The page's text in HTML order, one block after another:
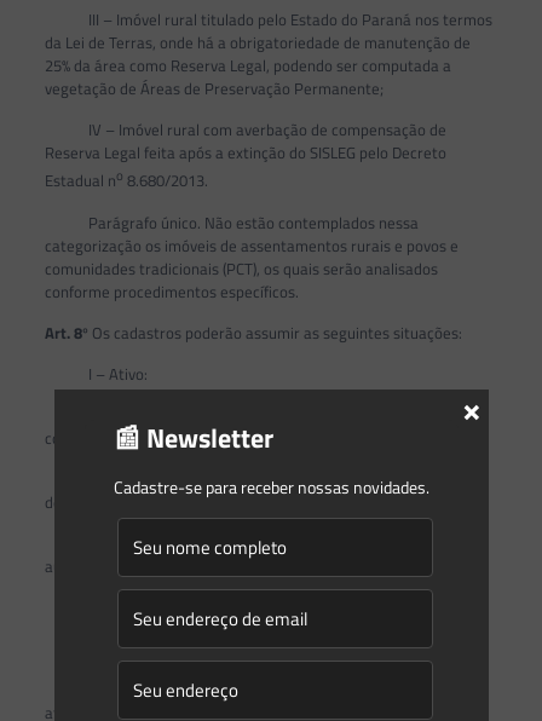
III – Imóvel rural titulado pelo Estado do Paraná nos termos
da Lei de Terras, onde há a obrigatoriedade de manutenção de
25% da área como Reserva Legal, podendo ser computada a
vegetação de Áreas de Preservação Permanente;
IV – Imóvel rural com averbação de compensação de
Reserva Legal feita após a extinção do SISLEG pelo Decreto
Estadual no 8.680/2013.
Parágrafo único. Não estão contemplados nessa
categorização os imóveis de assentamentos rurais e povos e
comunidades tradicionais (PCT), os quais serão analisados
conforme procedimentos específicos.
Art. 8º Os cadastros poderão assumir as seguintes situações:
I – Ativo:
a. Quando analisadas as informações declaradas no CAR e
constatada a regularidade das informações prestadas;
b. Após o atendimento da notificação emitida pelo IAT,
dentro do prazo estabelecido;
c. Após concluída a inscrição no CAR sem pendências
automáticas identificadas pelo sistema;
d. Enquanto o IAT não iniciar a análise do cadastro.
II – Pendente:
a. Enquanto não forem cumpridas as obrigações de
atualização/correção das informações decorrentes de
📰 Newsletter
Cadastre-se para receber nossas novidades.
×